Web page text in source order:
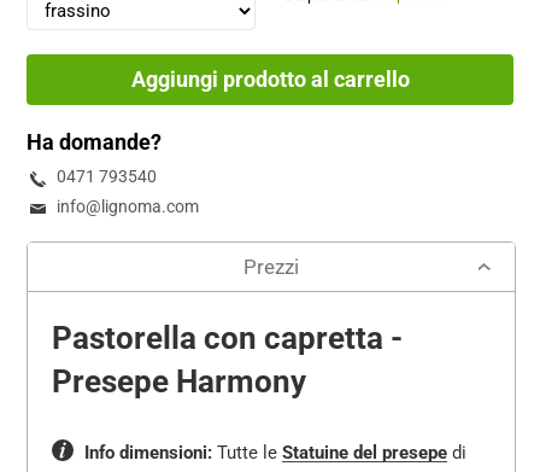
Aggiungi prodotto al carrello
Ha domande?
0471 793540
info@lignoma.com
Prezzi
Pastorella con capretta -
Presepe Harmony
Info dimensioni: Tutte leStatuine del presepe di